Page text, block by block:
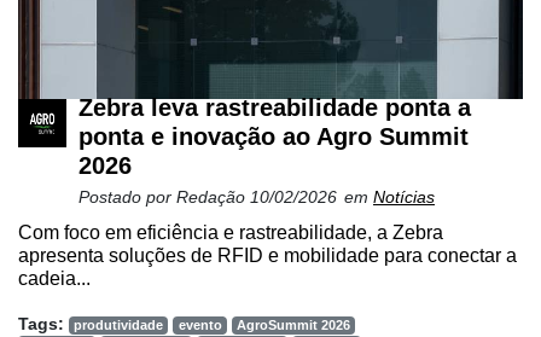
se
Notícias
Zebra leva rastreabilidade ponta a
ponta e inovação ao Agro Summit
2026
Postado por Redação 10/02/2026 em Notícias
Com foco em eficiência e rastreabilidade, a Zebra
apresenta soluções de RFID e mobilidade para conectar a
cadeia...
Tags: produtividade evento
AgroSummit 2026